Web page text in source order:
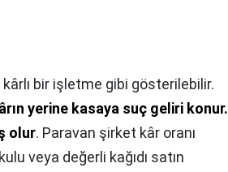
bir işletme gibi gösterilebilir.
yerine kasaya suç geliri konur.
olur. Paravan şirket kâr oranı
veya değerli kağıdı satın